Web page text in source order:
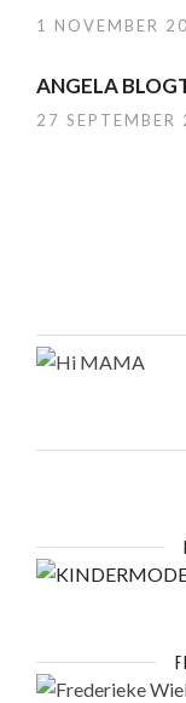
1 NOVEMBER
ANGELA
27 SEPTEMBER